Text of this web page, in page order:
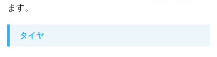
ます。
タイヤ